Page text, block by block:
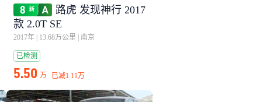
路虎 发现神行 2017
款 2.0T SE
2017年 13.68万公里 南京
已检测
5.50 万 已减1.11万